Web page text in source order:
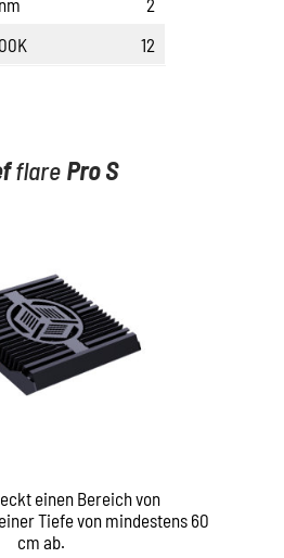
12
flare ProS
einen Bereich von
Tiefe von mindestens 60
cm ab.